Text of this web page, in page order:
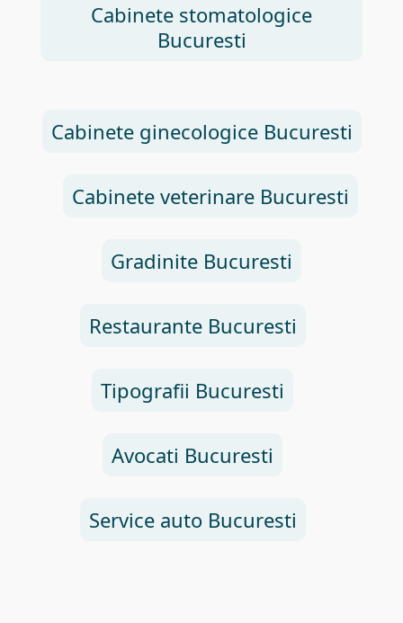
Cabinete stomatologice
Bucuresti
Cabinete ginecologice Bucuresti
Cabinete veterinare Bucuresti
Gradinite Bucuresti
Restaurante Bucuresti
Tipografii Bucuresti
Avocati Bucuresti
Service auto Bucuresti